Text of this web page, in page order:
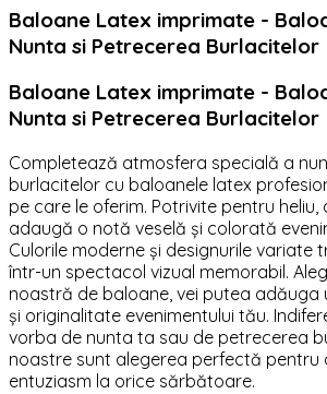
Baloane Latex imprimate -
Nunta si Petrecerea Burlacitelor
Baloane Latex imprimate -
Nunta si Petrecerea Burlacitelor
Completează atmosfera specială a
burlacitelor cu baloanele latex
pe care le oferim. Potrivite pentru
adaugă o notă veselă și colorată
Culorile moderne și designurile variate
într-un spectacol vizual memorabil.
noastră de baloane, vei putea adăuga
și originalitate evenimentului tău.
vorba de nunta ta sau de petrecerea
noastre sunt alegerea perfectă pentru
entuziasm la orice sărbătoare.